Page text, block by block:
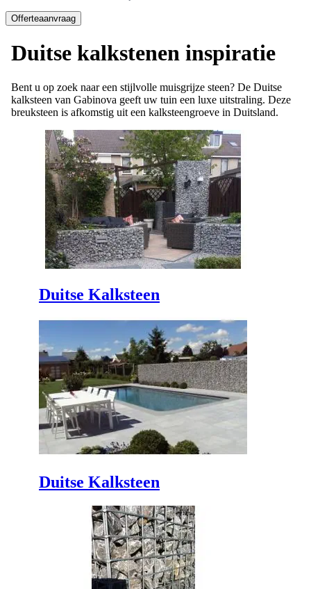
Offerteaanvraag
Duitse kalkstenen inspiratie
Bent u op zoek naar een stijlvolle muisgrijze steen? De Duitse
kalksteen van Gabinova geeft uw tuin een luxe uitstraling. Deze
breuksteen is afkomstig uit een kalksteengroeve in Duitsland.
Duitse Kalksteen
Duitse Kalksteen